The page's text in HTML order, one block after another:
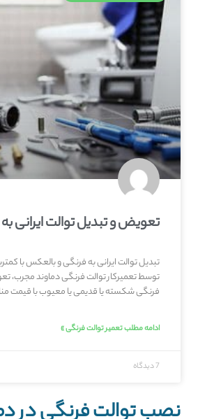
تعویض و تبدیل توالت ایرانی
تبدیل توالت ایرانی به فرنگی و بالعکس با
توسط تعمیرکار توالت فرنگی دماوند مجرب،
فرنگی شکسته یا قدیمی یا معیوب با قیمت
ادامه مطلب تعمیر توالت فرنگی »
7 دیدگاه